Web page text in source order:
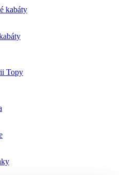
kabáty
Topy